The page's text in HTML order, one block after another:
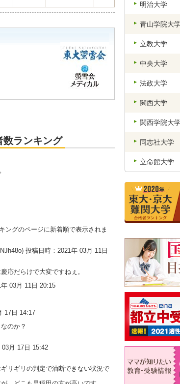
数ランキング
ングのページに新着順で表示されま
投稿日時：2021年 03月 11日
応だらけで大変ですねぇ。
03月 11日 20:15
17日 14:17
のか？
月 17日 15:42
リギリの判定で油断できない状況で
明治大学
青山学院大
立教大学
中央大学
法政大学
関西大学
関西学院大
同志社大学
立命館大学